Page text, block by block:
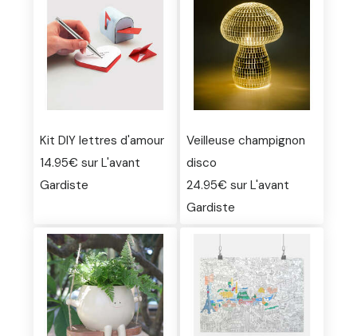
Kit DIY lettres d'amour
14.95€ sur L'avant
Gardiste
Veilleuse champignon
disco
24.95€ sur L'avant
Gardiste